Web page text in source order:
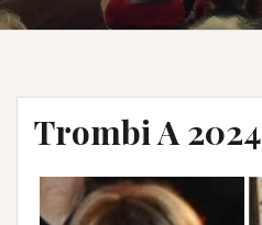
Trombi A 2024